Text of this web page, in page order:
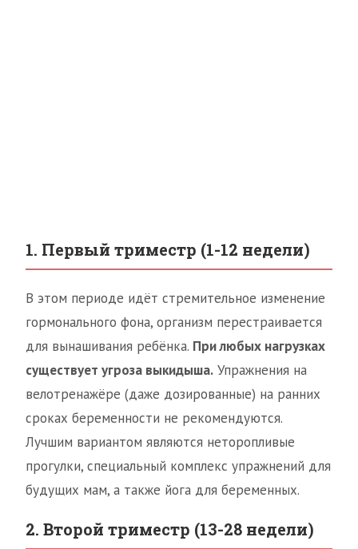
1. Первый триместр (1-12 недели)
В этом периоде идёт стремительное изменение
гормонального фона, организм перестраивается
для вынашивания ребёнка. При любых нагрузках
существует угроза выкидыша. Упражнения на
велотренажёре (даже дозированные) на ранних
сроках беременности не рекомендуются.
Лучшим вариантом являются неторопливые
прогулки, специальный комплекс упражнений для
будущих мам, а также йога для беременных.
2. Второй триместр (13-28 недели)